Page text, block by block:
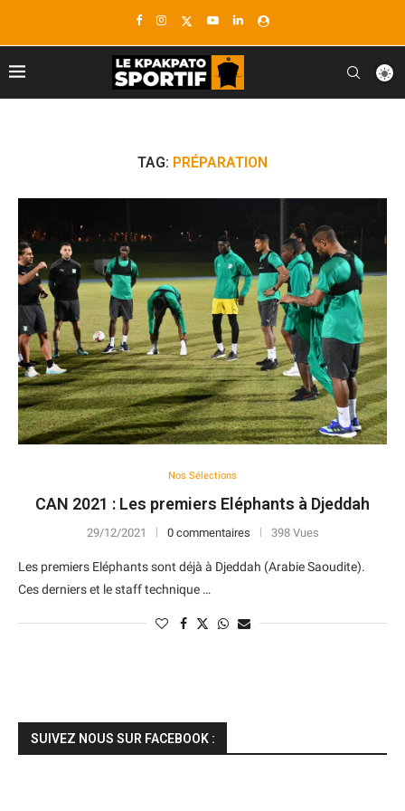
TAG: PRÉPARATION
Nos Sélections
CAN 2021 : Les premiers Eléphants à Djeddah
29/12/2021 0 commentaires 398 Vues
Les premiers Eléphants sont déjà à Djeddah (Arabie Saoudite).
Ces derniers et le staff technique …
SUIVEZ NOUS SUR FACEBOOK :